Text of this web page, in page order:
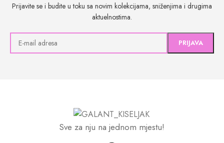
Prijavite se i budite u toku sa novim kolekcijama, sniženjima i drugima
aktuelnostima.
Sve za nju na jednom mjestu!